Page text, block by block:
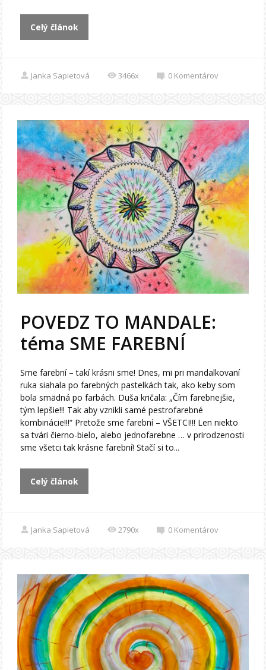
Celý článok
Janka Sapietová 3466x 0 Komentárov
POVEDZ TO MANDALE:
téma SME FAREBNÍ
Sme farební – takí krásni sme! Dnes, mi pri mandalkovaní
ruka siahala po farebných pastelkách tak, ako keby som
bola smädná po farbách. Duša kričala: „Čím farebnejšie,
tým lepšie!!! Tak aby vznikli samé pestrofarebné
kombinácie!!!“ Pretože sme farební – VŠETCI!!! Len niekto
sa tvári čierno-bielo, alebo jednofarebne … v prirodzenosti
sme všetci tak krásne farební! Stačí si to...
Celý článok
Janka Sapietová 2790x 0 Komentárov